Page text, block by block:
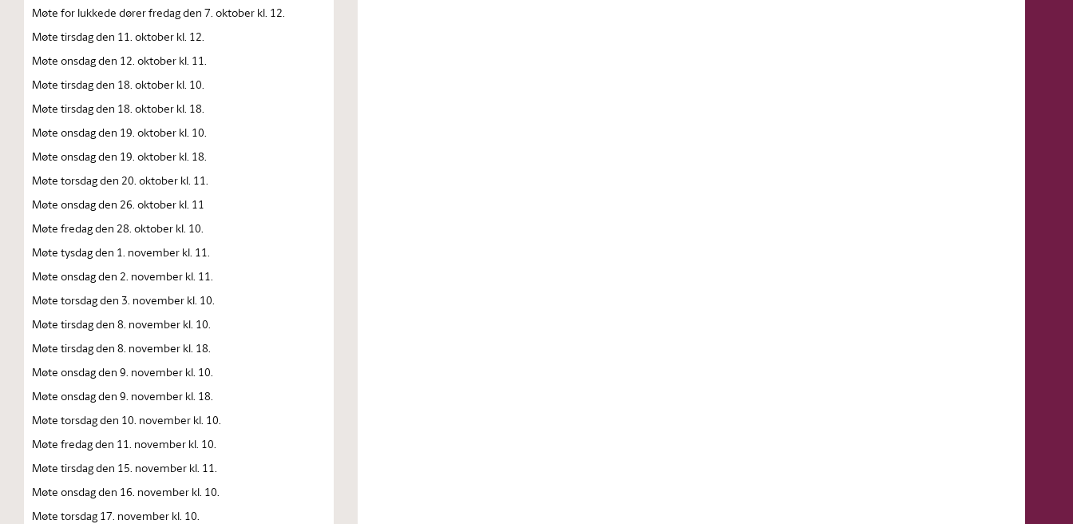
Møte for lukkede dører fredag den 7. oktober kl. 12.
Møte tirsdag den 11. oktober kl. 12.
Møte onsdag den 12. oktober kl. 11.
Møte tirsdag den 18. oktober kl. 10.
Møte tirsdag den 18. oktober kl. 18.
Møte onsdag den 19. oktober kl. 10.
Møte onsdag den 19. oktober kl. 18.
Møte torsdag den 20. oktober kl. 11.
Møte onsdag den 26. oktober kl. 11
Møte fredag den 28. oktober kl. 10.
Møte tysdag den 1. november kl. 11.
Møte onsdag den 2. november kl. 11.
Møte torsdag den 3. november kl. 10.
Møte tirsdag den 8. november kl. 10.
Møte tirsdag den 8. november kl. 18.
Møte onsdag den 9. november kl. 10.
Møte onsdag den 9. november kl. 18.
Møte torsdag den 10. november kl. 10.
Møte fredag den 11. november kl. 10.
Møte tirsdag den 15. november kl. 11.
Møte onsdag den 16. november kl. 10.
Møte torsdag 17. november kl. 10.